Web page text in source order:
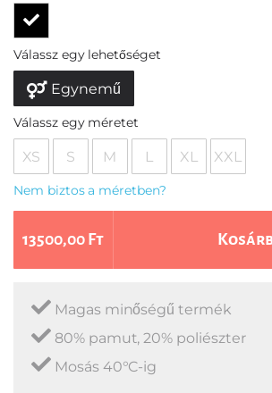
Válassz egy lehetőséget
Egynemű
Válassz egy méretet
XS S M L XL XXL
Nem biztos a méretben?
13500,00 Ft
Magas minőségű termék
80% pamut, 20% poliészter
Mosás 40°C-ig